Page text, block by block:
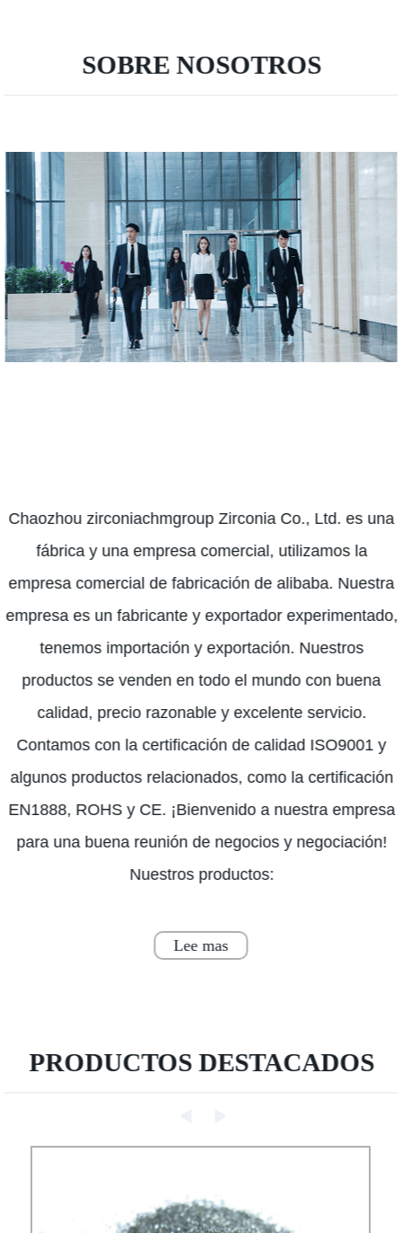
SOBRE NOSOTROS
Chaozhou zirconiachmgroup Zirconia Co., Ltd. es una
fábrica y una empresa comercial, utilizamos la
empresa comercial de fabricación de alibaba. Nuestra
empresa es un fabricante y exportador experimentado,
tenemos importación y exportación. Nuestros
productos se venden en todo el mundo con buena
calidad, precio razonable y excelente servicio.
Contamos con la certificación de calidad ISO9001 y
algunos productos relacionados, como la certificación
EN1888, ROHS y CE. ¡Bienvenido a nuestra empresa
para una buena reunión de negocios y negociación!
Nuestros productos:
Lee mas
PRODUCTOS DESTACADOS